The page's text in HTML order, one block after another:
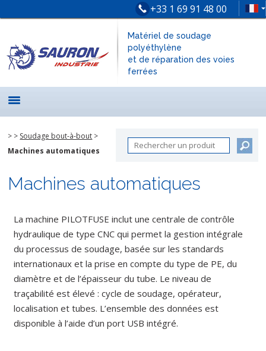
+33 1 69 91 48 00
Matériel de soudage
polyéthylène
et de réparation des voies
ferrées
> > Soudage bout-à-bout >
Machines automatiques
Machines automatiques
La machine PILOTFUSE inclut une centrale de contrôle
hydraulique de type CNC qui permet la gestion intégrale
du processus de soudage, basée sur les standards
internationaux et la prise en compte du type de PE, du
diamètre et de l’épaisseur du tube. Le niveau de
traçabilité est élevé : cycle de soudage, opérateur,
localisation et tubes. L’ensemble des données est
disponible à l’aide d’un port USB intégré.